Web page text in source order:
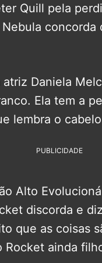
Quill pela
Nebula concorda
Daniela
Ela tem a
lembra o
PUBLICIDADE
Alto
discorda e
que as coisas
Rocket ainda